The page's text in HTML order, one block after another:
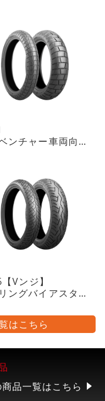
アドベンチャー車両向けトレイルタイヤ ON指向
Vンジ】
ツーリングバイアスタイヤ・チューブレスタイプ
はこちら
品一覧はこちら